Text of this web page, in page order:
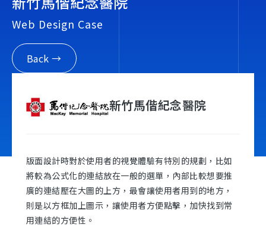
Website Construction Process
Portfolio
Contact Us
Web Design Case
Back →
新竹馬偕紀念醫院
版面設計時對於使用者的視覺體驗有特別的規劃，比如
將較為公式化的連結放在一般的選單，內部比較想要推
廣的連結壓在大圖的上方，最會讓使用者用到的地方，
則是以方框加上圖示，讓使用者方便點擊，加快找到常
用連結的方便性。